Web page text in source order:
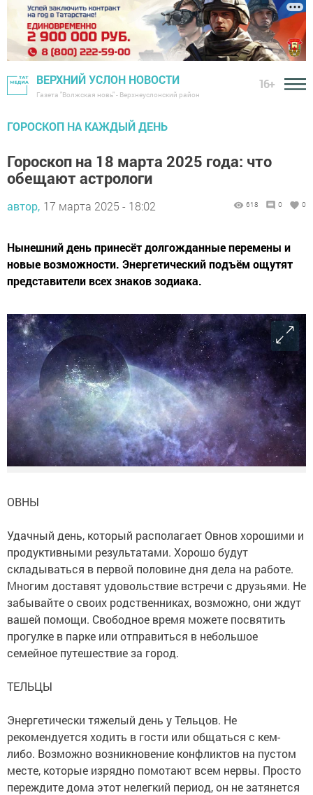
ВЕРХНИЙ УСЛОН НОВОСТИ
Газета "Волжская новь" - Верхнеуслонский район
16+
ГОРОСКОП НА КАЖДЫЙ ДЕНЬ
Гороскоп на 18 марта 2025 года: что
обещают астрологи
автор, 17 марта 2025 - 18:02 618 0 0
Нынешний день принесёт долгожданные перемены и
новые возможности. Энергетический подъём ощутят
представители всех знаков зодиака.
ОВНЫ
Удачный день, который располагает Овнов хорошими и
продуктивными результатами. Хорошо будут
складываться в первой половине дня дела на работе.
Многим доставят удовольствие встречи с друзьями. Не
забывайте о своих родственниках, возможно, они ждут
вашей помощи. Свободное время можете посвятить
прогулке в парке или отправиться в небольшое
семейное путешествие за город.
ТЕЛЬЦЫ
Энергетически тяжелый день у Тельцов. Не
рекомендуется ходить в гости или общаться с кем-
либо. Возможно возникновение конфликтов на пустом
месте, которые изрядно помотают всем нервы. Просто
переждите дома этот нелегкий период, он не затянется